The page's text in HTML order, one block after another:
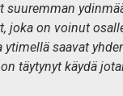
joka on voinut
saavat
täytynyt käydä